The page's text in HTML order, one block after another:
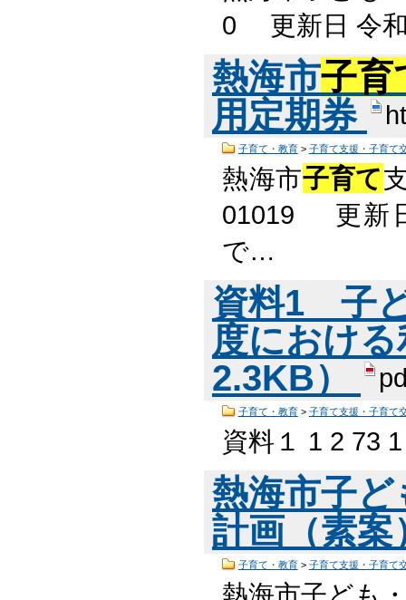
0 更新日 令
熱海市子育
用定期券
子育て・教育> 子育て支援・子育て
熱海市子育て
01019 更新
で…
資料1 子
度におけ
2.3KB）
子育て・教育> 子育て支援・子育て
資料１ 1 2 73
熱海市子ど
計画（素
子育て・教育> 子育て支援・子育て
熱海市子ども